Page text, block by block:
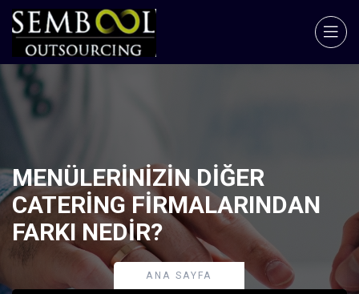
MENÜLERINIZIN DIĞER
CATERING FIRMALARINDAN
FARKI NEDIR?
ANA SAYFA